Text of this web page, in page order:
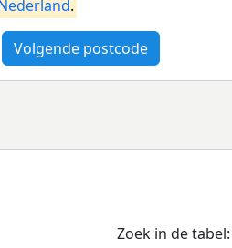
.
Volgende postcode
Zoek in de tabel: